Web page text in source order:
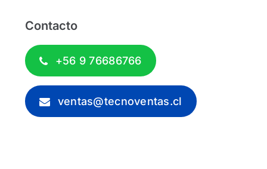
Contacto
+56 9 76686766
ventas@tecnoventas.cl